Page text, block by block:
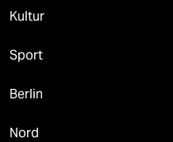
Kultur
Sport
Berlin
Nord